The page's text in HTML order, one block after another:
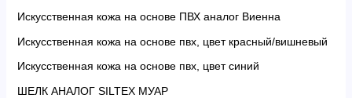
Искусственная кожа на основе ПВХ аналог Виенна
Искусственная кожа на основе пвх, цвет красный/вишневый
Искусственная кожа на основе пвх, цвет синий
ШЕЛК АНАЛОГ SILTEX МУАР